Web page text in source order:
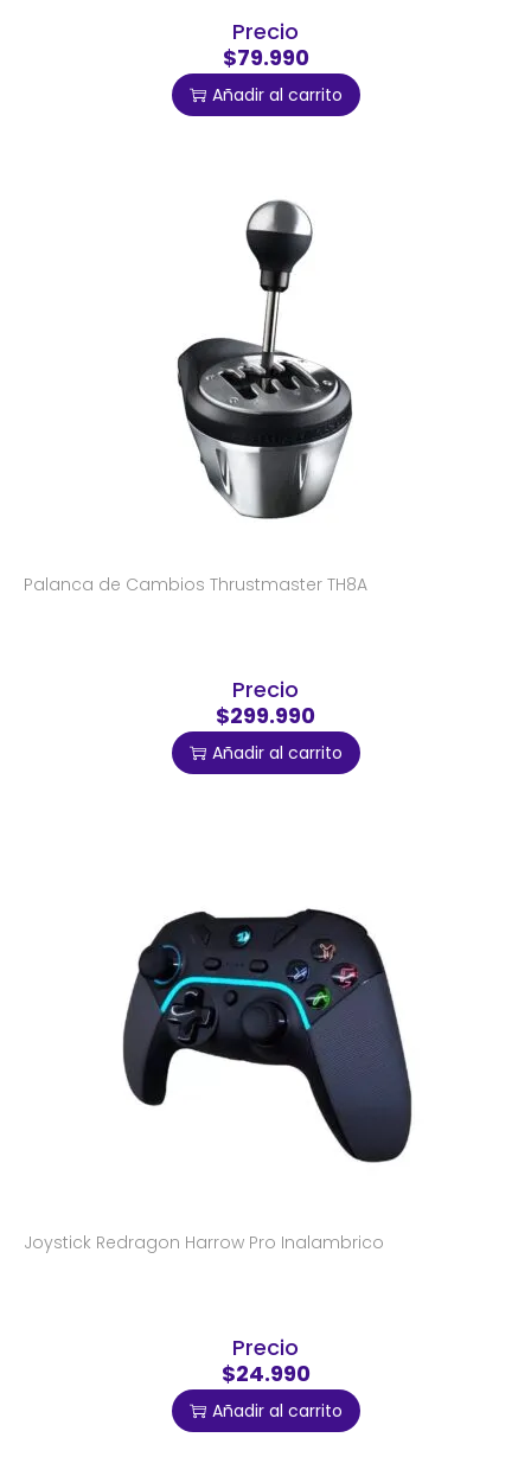
Precio
$79.990
Añadir al carrito
Palanca de Cambios Thrustmaster TH8A
Precio
$299.990
Añadir al carrito
Joystick Redragon Harrow Pro Inalambrico
Precio
$24.990
Añadir al carrito